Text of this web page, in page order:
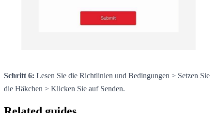
Schritt 6: Lesen Sie die Richtlinien und Bedingungen > Setzen Sie
die Häkchen > Klicken Sie auf Senden.